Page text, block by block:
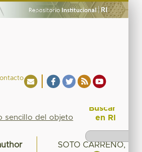
sencillo del objeto
SOTO CARREÑO,
Buscar
en RI